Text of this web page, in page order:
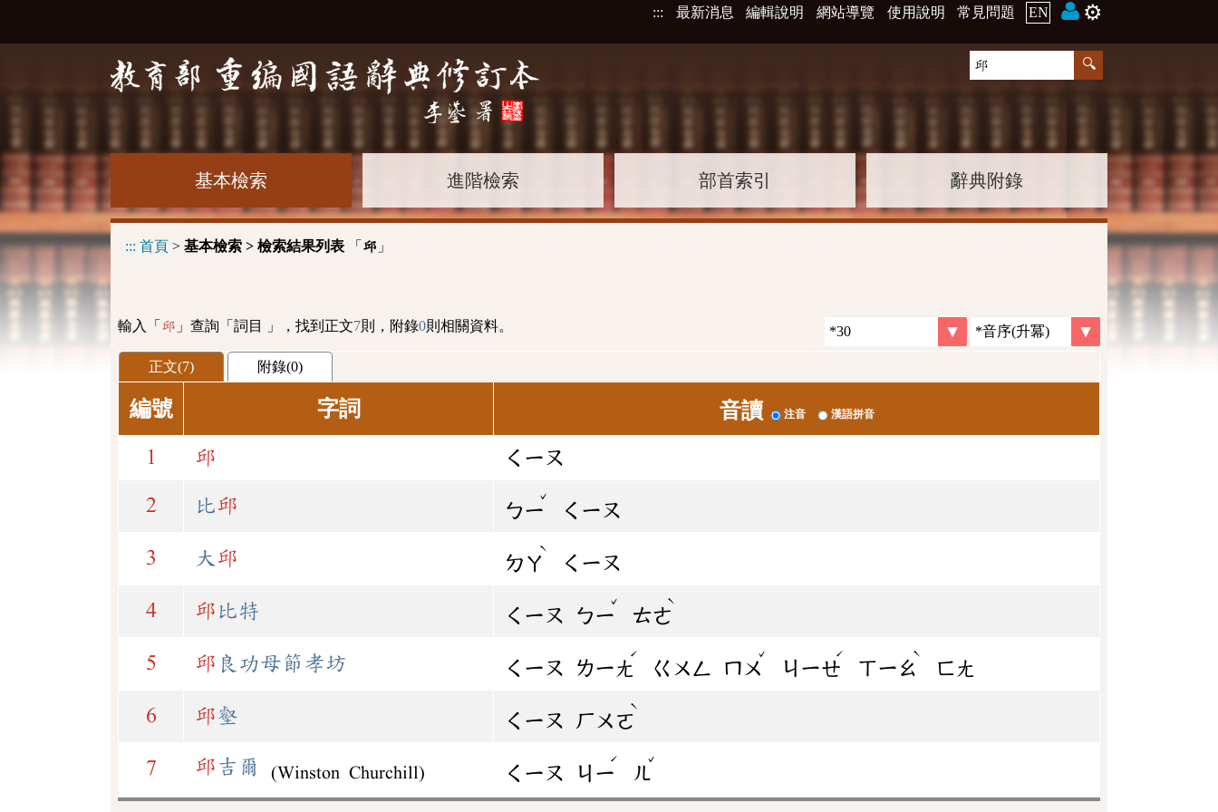
::: 最新消息 編輯說明 網站導覽 使用說明 常見問題 EN ⚙️
基本檢索 進階檢索 部首索引 辭典附錄
::: 首頁 > 基本檢索 > 檢索結果列表 「 邱 」
輸入「 邱 」查詢「詞目 」，找到正文7則，附錄0則相關資料。
正文(7) 附錄(0)
編號 字詞 音讀 注音 漢語拼音
1 邱 ㄑㄧㄡ
2 比邱 ㄅㄧ
ˇ
ㄑㄧㄡ
3 大 邱 ㄉㄚ
ˋ
ㄑㄧㄡ
4 邱 比特 ㄑㄧㄡ ㄅㄧ
ˇ
ㄊㄜ
ˋ
5 邱 良功母節孝坊 ㄑㄧㄡ ㄌㄧㄤ
ˊ
ㄍㄨㄥ ㄇㄨ
ˇ
ㄐㄧㄝ
ˊ
ㄒㄧㄠ
ˋ
ㄈㄤ
6 邱壑 ㄑㄧㄡ ㄏㄨㄛ
ˋ
7 邱 吉爾 (Winston Churchill) ㄑㄧㄡ ㄐㄧ
ˊ
ㄦ
ˇ